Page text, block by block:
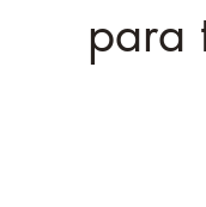
para